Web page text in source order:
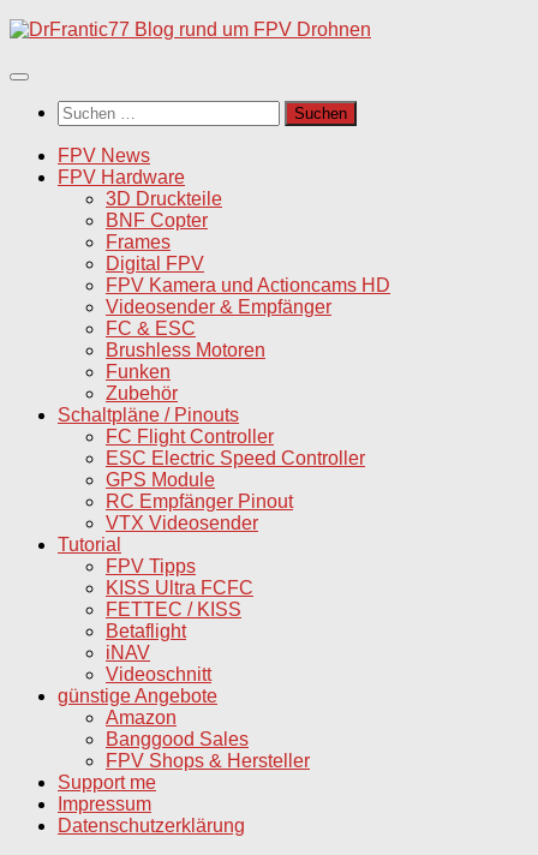
Unter
Inhalt
Suchen
nach:
FPV News
FPV Hardware
3D Druckteile
BNF Copter
Frames
Digital FPV
FPV Kamera und Actioncams HD
Videosender & Empfänger
FC & ESC
Brushless Motoren
Funken
Zubehör
Schaltpläne / Pinouts
FC Flight Controller
ESC Electric Speed Controller
GPS Module
RC Empfänger Pinout
VTX Videosender
Tutorial
FPV Tipps
KISS Ultra FCFC
FETTEC / KISS
Betaflight
iNAV
Videoschnitt
günstige Angebote
Amazon
Banggood Sales
FPV Shops & Hersteller
Support me
Impressum
Datenschutzerklärung